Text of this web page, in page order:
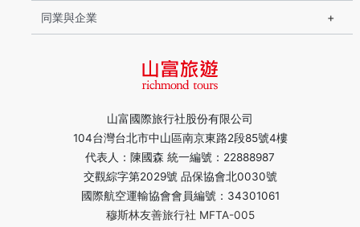
山富國際旅行社股份有限公司
104台灣台北市中山區南京東路2段85號4樓
代表人：陳國森 統一編號：22888987
交觀綜字第2029號 品保協會北0030號
國際航空運輸協會會員編號：34301061
穆斯林友善旅行社 MFTA-005
同業與企業